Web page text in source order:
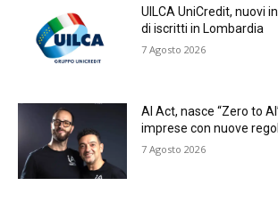
UILCA UniCredit, nuovi
di iscritti in Lombardia
7 Agosto 2026
AI Act, nasce “Zero to
imprese con nuove
7 Agosto 2026